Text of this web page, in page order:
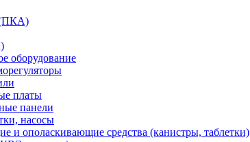
(ПКА)
оборудование
платы
панели
насосы
ополаскивающие средства (канистры, таблетки)